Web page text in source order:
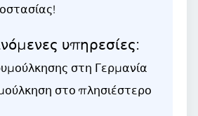
υπηρεσίες:
στη Γερμανία
στο πλησιέστερο